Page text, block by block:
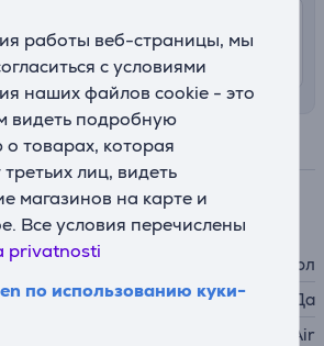
работы веб-страницы, мы
с условиями
наших файлов cookie - это
видеть подробную
товарах, которая
лиц, видеть
магазинов на карте и
Все условия перечислены
privatnosti
по использованию куки-
телефона
защитный чехол
Да
Apple iPhone Air